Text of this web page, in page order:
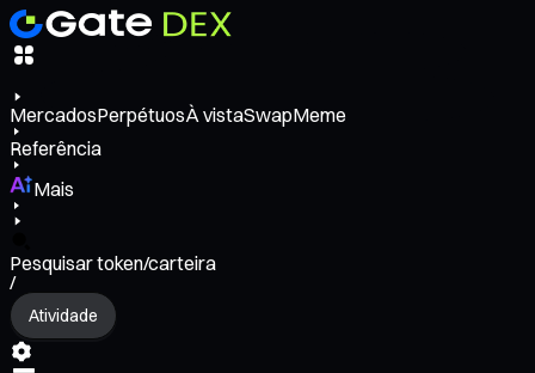
MercadosPerpétuosÀ vistaSwapMeme
Referência
Mais
Pesquisar token/carteira
/
Atividade